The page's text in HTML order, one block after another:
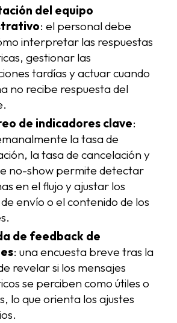
del equipo
: el personal debe
interpretar las respuestas
gestionar las
tardías y actuar cuando
no recibe respuesta del
de indicadores clave:
la tasa de
la tasa de cancelación y
no-show permite detectar
en el flujo y ajustar los
envío o el contenido de los
de feedback de
: una encuesta breve tras la
revelar si los mensajes
se perciben como útiles o
lo que orienta los ajustes